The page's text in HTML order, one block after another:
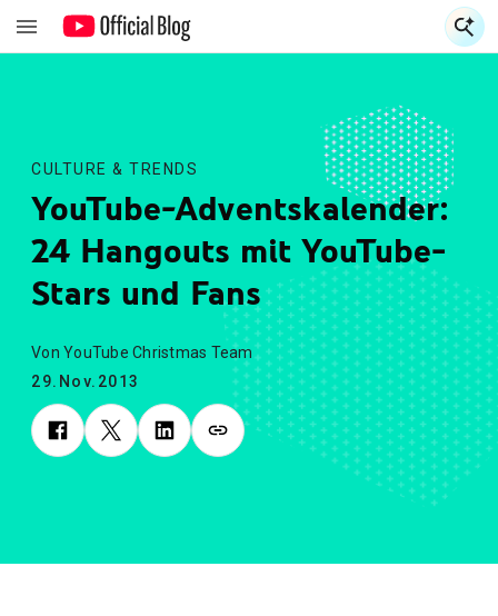
CULTURE & TRENDS
YouTube-Adventskalender:
24 Hangouts mit YouTube-
Stars und Fans
Von YouTube Christmas Team
29.Nov.2013